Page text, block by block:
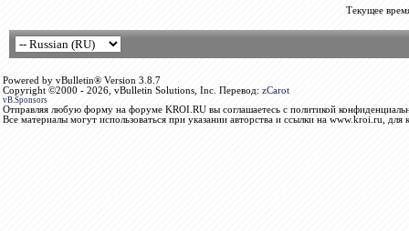
Текущее
Powered by vBulletin® Version 3.8.7
Copyright ©2000 - 2026, vBulletin Solutions, Inc. Перевод: zCarot
vB.Sponsors
Отправляя любую форму на форуме KROI.RU вы соглашаетесь с политикой
Все материалы могут использоваться при указании авторства и ссылки на www.kroi.ru, для